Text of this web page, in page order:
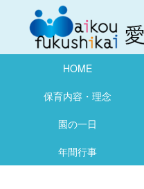
HOME
保育内容・理念
園の一日
年間行事